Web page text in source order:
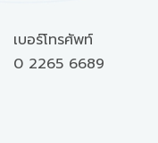
เบอร์โทรศัพท์
0 2265 6689